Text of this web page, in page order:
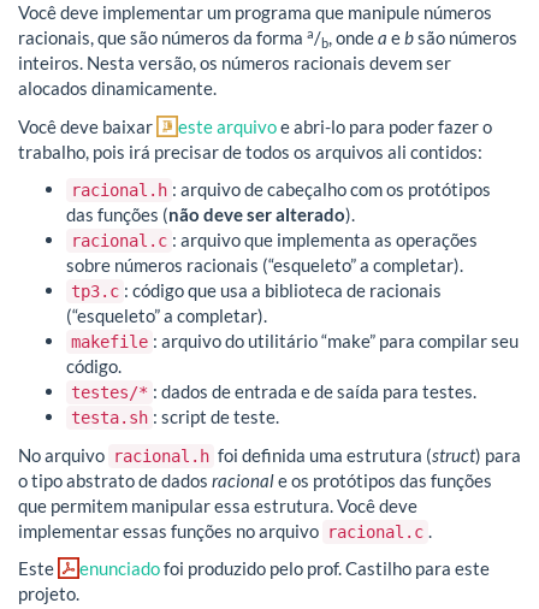
Você deve implementar um programa que manipule números
racionais, que são números da forma a/b, ondea ebsão números
inteiros. Nesta versão, os números racionais devem ser
alocados dinamicamente.
Você deve baixar
este arquivoe abri-lo para poder fazer o
trabalho, pois irá precisar de todos os arquivos ali contidos:
racional.h : arquivo de cabeçalho com os protótipos
das funções (não deve ser alterado).
racional.c : arquivo que implementa as operações
sobre números racionais (“esqueleto” a completar).
tp3.c : código que usa a biblioteca de racionais
(“esqueleto” a completar).
makefile : arquivo do utilitário “make” para compilar seu
código.
testes/* : dados de entrada e de saída para testes.
testa.sh : script de teste.
No arquivo racional.h foi definida uma estrutura (struct) para
o tipo abstrato de dados racionale os protótipos das funções
que permitem manipular essa estrutura. Você deve
implementar essas funções no arquivo racional.c .
Este
enunciadofoi produzido pelo prof. Castilho para este
projeto.